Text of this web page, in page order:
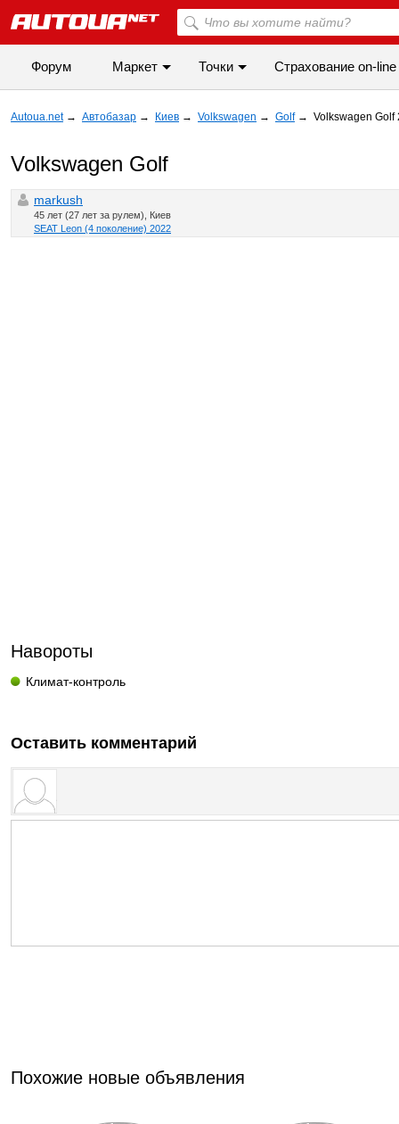
Форум Маркет Точки Cтрахование on-line
Autoua.net → Автобазар → Киев → Volkswagen → Golf → Volkswagen Golf
Volkswagen Golf
markush
45 лет (27 лет за рулем), Киев
SEAT Leon (4 поколение) 2022
Навороты
Климат-контроль
Оставить комментарий
Похожие новые объявления